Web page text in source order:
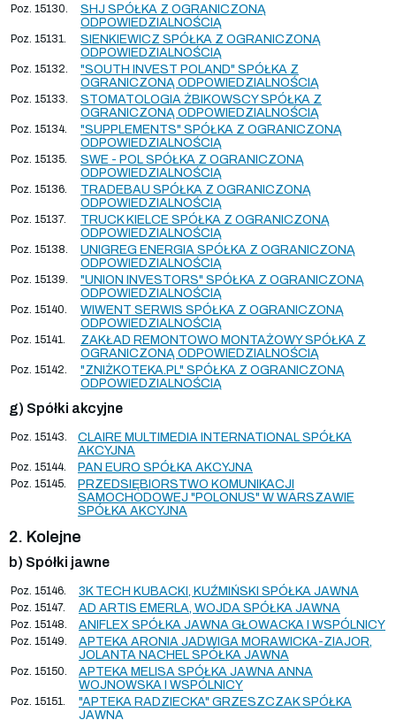
Poz. 15130.
SHJ SPÓŁKA Z OGRANICZONĄ
ODPOWIEDZIALNOŚCIĄ
Poz. 15131.
SIENKIEWICZ SPÓŁKA Z OGRANICZONĄ
ODPOWIEDZIALNOŚCIĄ
Poz. 15132.
"SOUTH INVEST POLAND" SPÓŁKA Z
OGRANICZONĄ ODPOWIEDZIALNOŚCIĄ
Poz. 15133.
STOMATOLOGIA ŻBIKOWSCY SPÓŁKA Z
OGRANICZONĄ ODPOWIEDZIALNOŚCIĄ
Poz. 15134.
"SUPPLEMENTS" SPÓŁKA Z OGRANICZONĄ
ODPOWIEDZIALNOŚCIĄ
Poz. 15135.
SWE - POL SPÓŁKA Z OGRANICZONĄ
ODPOWIEDZIALNOŚCIĄ
Poz. 15136.
TRADEBAU SPÓŁKA Z OGRANICZONĄ
ODPOWIEDZIALNOŚCIĄ
Poz. 15137.
TRUCK KIELCE SPÓŁKA Z OGRANICZONĄ
ODPOWIEDZIALNOŚCIĄ
Poz. 15138.
UNIGREG ENERGIA SPÓŁKA Z OGRANICZONĄ
ODPOWIEDZIALNOŚCIĄ
Poz. 15139.
"UNION INVESTORS" SPÓŁKA Z OGRANICZONĄ
ODPOWIEDZIALNOŚCIĄ
Poz. 15140.
WIWENT SERWIS SPÓŁKA Z OGRANICZONĄ
ODPOWIEDZIALNOŚCIĄ
Poz. 15141.
ZAKŁAD REMONTOWO MONTAŻOWY SPÓŁKA Z
OGRANICZONĄ ODPOWIEDZIALNOŚCIĄ
Poz. 15142.
"ZNIŻKOTEKA.PL" SPÓŁKA Z OGRANICZONĄ
ODPOWIEDZIALNOŚCIĄ
g) Spółki akcyjne
Poz. 15143.
CLAIRE MULTIMEDIA INTERNATIONAL SPÓŁKA
AKCYJNA
Poz. 15144. PAN EURO SPÓŁKA AKCYJNA
Poz. 15145.
PRZEDSIĘBIORSTWO KOMUNIKACJI
SAMOCHODOWEJ "POLONUS" W WARSZAWIE
SPÓŁKA AKCYJNA
2. Kolejne
b) Spółki jawne
Poz. 15146. 3K TECH KUBACKI, KUŹMIŃSKI SPÓŁKA JAWNA
Poz. 15147. AD ARTIS EMERLA, WOJDA SPÓŁKA JAWNA
Poz. 15148. ANIFLEX SPÓŁKA JAWNA GŁOWACKA I WSPÓLNICY
Poz. 15149.
APTEKA ARONIA JADWIGA MORAWICKA-ZIAJOR,
JOLANTA NACHEL SPÓŁKA JAWNA
Poz. 15150.
APTEKA MELISA SPÓŁKA JAWNA ANNA
WOJNOWSKA I WSPÓLNICY
Poz. 15151.
"APTEKA RADZIECKA" GRZESZCZAK SPÓŁKA
JAWNA